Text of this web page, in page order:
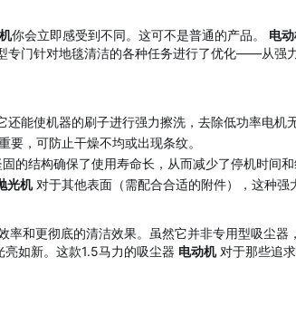
你会立即感受到不同。这可不是普通的产品。 电
专门针对地毯清洁的各种任务进行了优化——从强力
能使机器的刷子进行强力擦洗，去除低功率电机
，可防止干燥不均或出现条纹。
的结构确保了使用寿命长，从而减少了停机时间和
光机对于其他表面（需配合合适的附件），这种强
和更彻底的清洁效果。虽然它并非专用型吸尘器
如新。这款1.5马力的吸尘器 电动机对于那些追